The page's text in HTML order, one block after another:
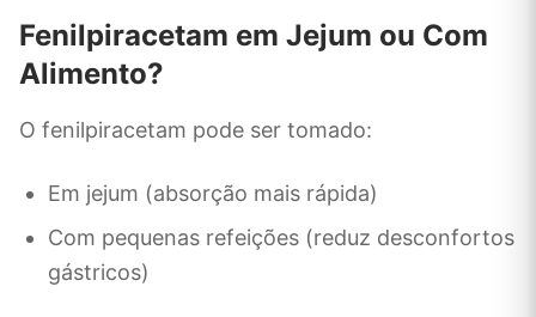
Fenilpiracetam em Jejum ou Com
Alimento?
O fenilpiracetam pode ser tomado:
Em jejum (absorção mais rápida)
Com pequenas refeições (reduz desconfortos
gástricos)